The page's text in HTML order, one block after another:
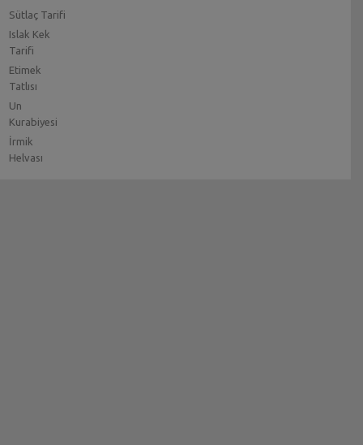
Sütlaç Tarifi
Islak Kek
Tarifi
Etimek
Tatlısı
Un
Kurabiyesi
İrmik
Helvası